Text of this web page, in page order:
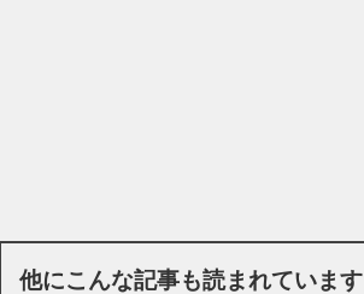
他にこんな記事も読まれています